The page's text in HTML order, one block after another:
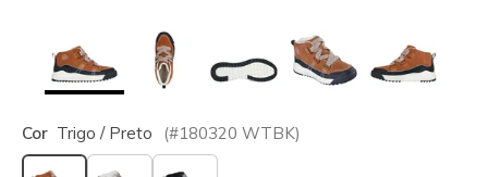
Cor Trigo / Preto (#180320 WTBK)